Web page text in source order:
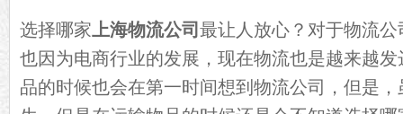
选择哪家上海物流公司 最让人放心？对于物流
也因为电商行业的发展，现在物流也是越来越
品的时候也会在第一时间想到物流公司，但是